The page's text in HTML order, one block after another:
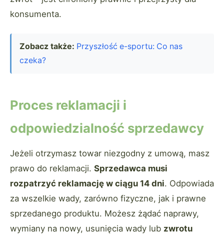
konsumenta.
Zobacz także: Przyszłość e-sportu: Co nas
czeka?
Proces reklamacji i
odpowiedzialność sprzedawcy
Jeżeli otrzymasz towar niezgodny z umową, masz
prawo do reklamacji. Sprzedawca musi
rozpatrzyć reklamację w ciągu 14 dni. Odpowiada
za wszelkie wady, zarówno fizyczne, jak i prawne
sprzedanego produktu. Możesz żądać naprawy,
wymiany na nowy, usunięcia wady lub zwrotu